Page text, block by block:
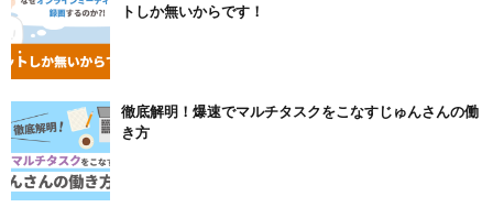
トしか無いからです！
徹底解明！爆速でマルチタスクをこなすじゅんさんの働
き方